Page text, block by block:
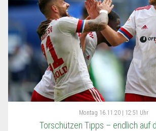
Montag 16.11.20 | 12:51 Uhr
Torschützen Tipps – endlich auf